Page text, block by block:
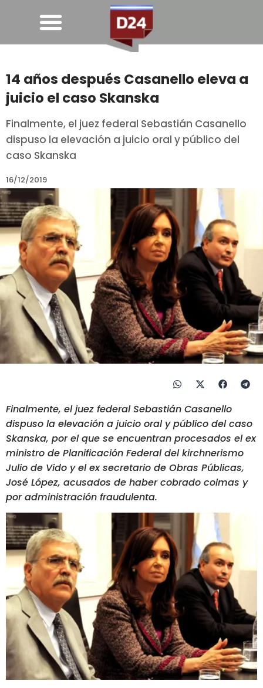
14 años después Casanello eleva a
juicio el caso Skanska
Finalmente, el juez federal Sebastián Casanello
dispuso la elevación a juicio oral y público del
caso Skanska
16/12/2019
Finalmente, el juez federal Sebastián Casanello
dispuso la elevación a juicio oral y público del caso
Skanska, por el que se encuentran procesados el ex
ministro de Planificación Federal del kirchnerismo
Julio de Vido y el ex secretario de Obras Públicas,
José López, acusados de haber cobrado coimas y
por administración fraudulenta.